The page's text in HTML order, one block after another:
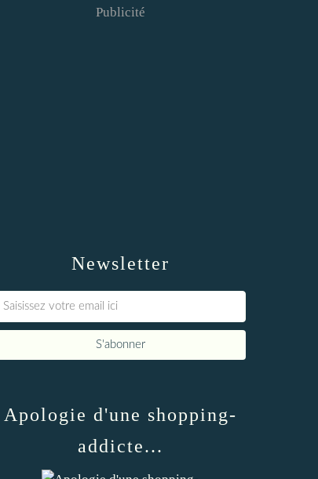
Newsletter
Publicité
Apologie d'une shopping-
addicte...